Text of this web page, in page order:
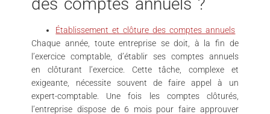
des comptes annuels ?
Établissement et clôture des comptes annuels
Chaque année, toute entreprise se doit, à la fin de
l’exercice comptable, d’établir ses comptes annuels
en clôturant l’exercice. Cette tâche, complexe et
exigeante, nécessite souvent de faire appel à un
expert-comptable. Une fois les comptes clôturés,
l’entreprise dispose de 6 mois pour faire approuver